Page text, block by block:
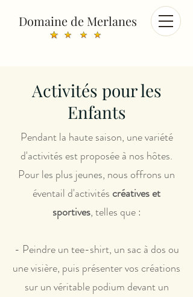
Domaine de Merlanes
Activités pour les
Enfants
Pendant la haute saison, une variété
d'activités est proposée à nos hôtes.
Pour les plus jeunes, nous offrons un
éventail d'activités créatives et
sportives, telles que :
- Peindre un tee-shirt, un sac à dos ou
une visière, puis présenter vos créations
sur un véritable podium devant un